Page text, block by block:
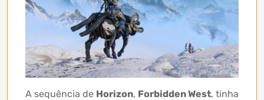
A sequência de Horizon, Forbidden West, tinha